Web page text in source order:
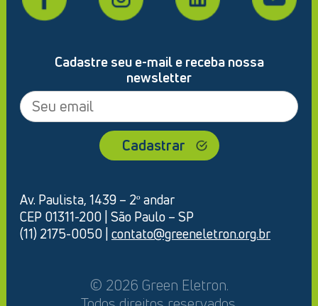
Cadastre seu e-mail e receba nossa
newsletter
Av. Paulista, 1439 – 2º andar
CEP 01311-200 | São Paulo – SP
(11) 2175-0050 | contato@greeneletron.org.br
© 2026 Green Eletron.